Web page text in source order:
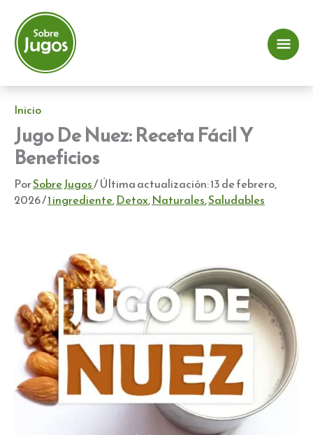
contenido
Inicio
Jugo De Nuez: Receta Fácil Y
Beneficios
PorSobre Jugos/ Última actualización:13 de febrero,
2026/1 ingrediente,Detox,Naturales,Saludables